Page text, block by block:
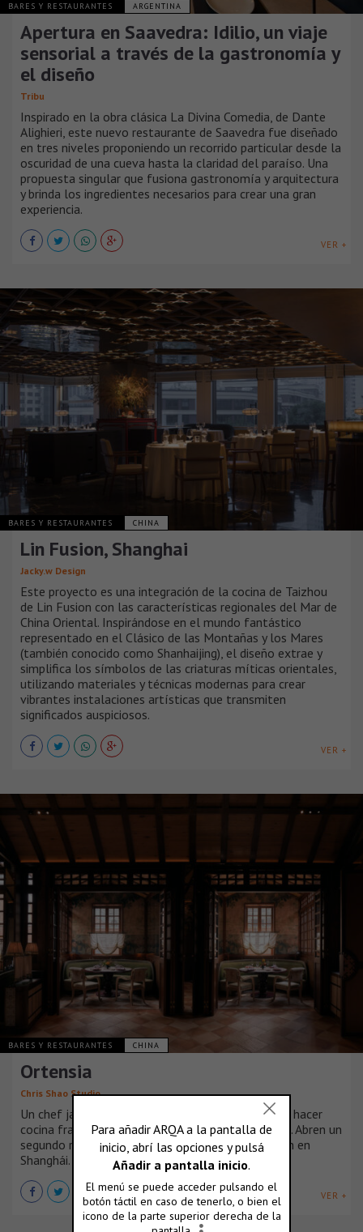
BARES Y RESTAURANTES ARGENTINA
Apertura en Saavedra: Idilio, un viaje
sensorial a través de la gastronomía y
el diseño
Tribu
Inspirado en la obra clásica La Divina Comedia, de Dante
Alighieri, este nuevo restaurante de Saavedra fue diseñado
en tres niveles proponiendo un recorrido particular desde la
oscuridad de una cueva hasta la claridad del paraíso. Una
propuesta singular que fusiona gastronomía y arquitectura
y brinda los ingredientes necesarios para crear una gran
experiencia.
VER +
BARES Y RESTAURANTES CHINA
Lin Fusion, Shanghai
Jacky.w Design
Este proyecto es una integración de la cocina de Taizhou
de Lin Fusion con las características regionales del Mar de
China Oriental. Inspirándose en el mundo fantástico
representado en el Clásico de las Montañas y los Mares
(también conocido como Shanhaijing), el diseño extrae y
simplifica los símbolos de las criaturas míticas orientales,
utilizando materiales y técnicas modernas para crear
vibrantes instalaciones artísticas que transmiten
significados auspiciosos.
VER +
BARES Y RESTAURANTES CHINA
Ortensia
Chris Shao Studio
Un chef japonés y un pastelero chino se atreven a hacer
cocina franco-japonesa (en París y ahora en China). Abren un
segundo restaurante parisino con estrella Michelin en
Shanghái.
VER +